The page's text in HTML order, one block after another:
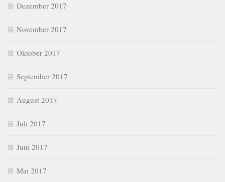
Dezember 2017
November 2017
Oktober 2017
September 2017
August 2017
Juli 2017
Juni 2017
Mai 2017